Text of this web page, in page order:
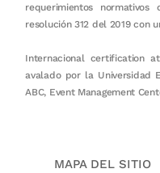
requerimientos
resolución 312 del 2019 con
Internacional certification
avalado por la Universidad
ABC, Event Management
MAPA DEL SITIO